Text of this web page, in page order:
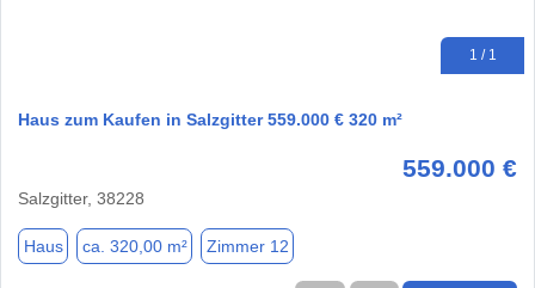
1 / 1
Haus zum Kaufen in Salzgitter 559.000 € 320 m²
559.000 €
Salzgitter, 38228
Haus ca. 320,00 m² Zimmer 12